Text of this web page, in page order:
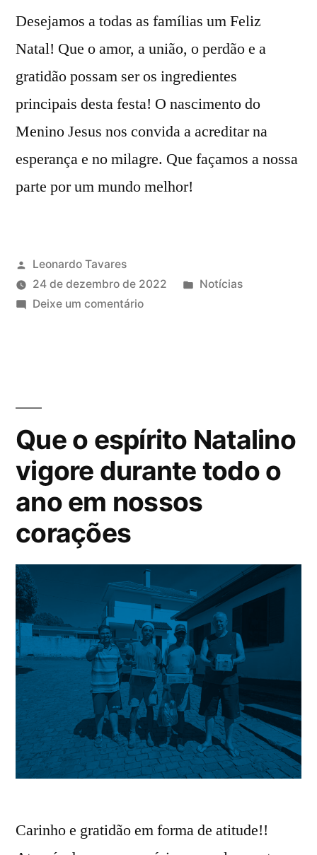
Desejamos a todas as famílias um Feliz
Natal! Que o amor, a união, o perdão e a
gratidão possam ser os ingredientes
principais desta festa! O nascimento do
Menino Jesus nos convida a acreditar na
esperança e no milagre. Que façamos a nossa
parte por um mundo melhor!
Leonardo Tavares
24 de dezembro de 2022
Notícias
Deixe um comentário
Que o espírito Natalino
vigore durante todo o
ano em nossos
corações
Carinho e gratidão em forma de atitude!!